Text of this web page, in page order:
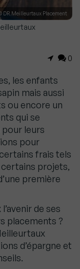
DR.Meilleurtaux Placement
0
les enfants
mais aussi
ou encore un
qui se
pour leurs
pour
frais tels
certains projets,
première
de ses
placements ?
d’épargne et